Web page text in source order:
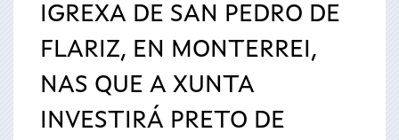
IGREXA DE SAN PEDRO DE
FLARIZ, EN MONTERREI,
NAS QUE A XUNTA
INVESTIRÁ PRETO DE